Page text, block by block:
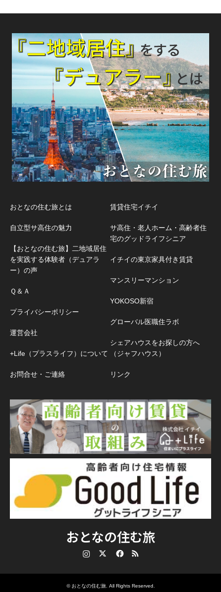
おとなの住む旅とは
自立型サ高住の魅力
【おとなの住む旅】二地域居住
を実践する体験者（デュアラ
ー）の声
Ｑ＆Ａ
プライバシーポリシー
運営会社
+Life（プラスライフ）について
お問合せ・ご連絡
賃貸住宅イチイ
サ高住・老人ホーム・高齢者住
宅のグッドライフシニア
イチイの東京家具付き賃貸
マンスリーマンション
YOKOSO新宿
グローバル医職住ラボ
シェアハウスをお探しの方へ
（ジャフハウス）
リンク
おとなの住む旅
RSS
© おとなの住む旅. All Rights Reserved.